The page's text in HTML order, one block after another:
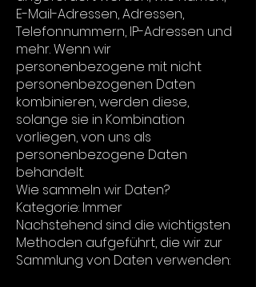
E-Mail-Adressen, Adressen,
Telefonnummern, IP-Adressen und
mehr. Wenn wir
personenbezogene mit nicht
personenbezogenen Daten
kombinieren, werden diese,
solange sie in Kombination
vorliegen, von uns als
personenbezogene Daten
behandelt.
Wie sammeln wir Daten?
Kategorie: Immer
Nachstehend sind die wichtigsten
Methoden aufgeführt, die wir zur
Sammlung von Daten verwenden: